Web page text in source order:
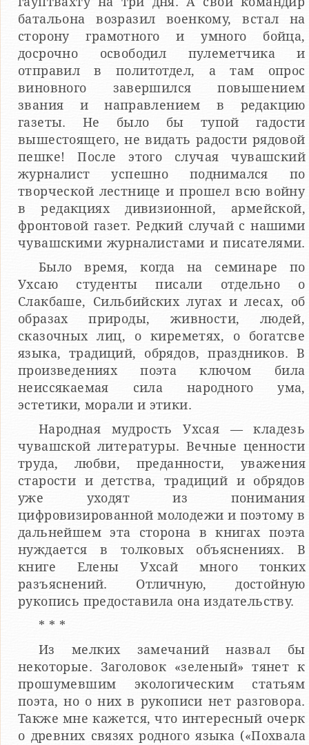
батальона возразил военкому, встал на
сторону грамотного и умного бойца,
досрочно освободил пулеметчика и
отправил в политотдел, а там опрос
виновного завершился повышением
звания и направлением в редакцию
газеты. Не было бы тупой гадости
вышестоящего, не видать радости рядовой
пешке! После этого случая чувашский
журналист успешно поднимался по
творческой лестнице и прошел всю войну
в редакциях дивизионной, армейской,
фронтовой газет. Редкий случай с нашими
чувашскими журналистами и писателями.
Было время, когда на семинаре по
Ухсаю студенты писали отдельно о
Слакбаше, Сильбийских лугах и лесах, об
образах природы, живности, людей,
сказочных лиц, о киреметях, о богатсве
языка, традиций, обрядов, праздников. В
произведениях поэта ключом била
неиссякаемая сила народного ума,
эстетики, морали и этики.
Народная мудрость Ухсая — кладезь
чувашской литературы. Вечные ценности
труда, любви, преданности, уважения
старости и детства, традиций и обрядов
уже уходят из понимания
цифровизированной молодежи и поэтому в
дальнейшем эта сторона в книгах поэта
нуждается в толковых объяснениях. В
книге Елены Ухсай много тонких
разъяснений. Отличную, достойную
рукопись предоставила она издательству.
* * *
Из мелких замечаний назвал бы
некоторые. Заголовок «зеленый» тянет к
прошумевшим экологическим статьям
поэта, но о них в рукописи нет разговора.
Также мне кажется, что интересный очерк
о древних связях родного языка («Похвала